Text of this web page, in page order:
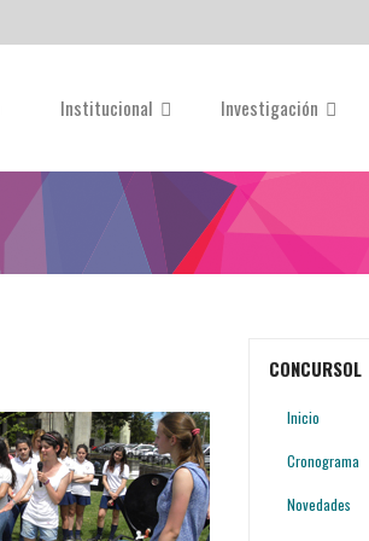
Institucional Investigación
CONCURSOL
Inicio
Cronograma
Novedades